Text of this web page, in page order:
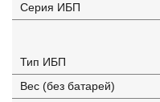
Серия ИБП
Тип ИБП
Вес (без батарей)